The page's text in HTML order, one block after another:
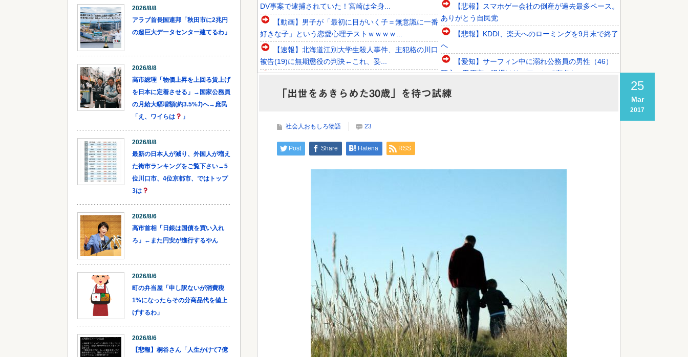
Powered by livedoor 相互RSS
DV事案で逮捕されていた！宮崎は全身...
【動画】男子が「最初に目がいく子＝無意識に一番
好きな子」という恋愛心理テストｗｗｗｗ...
【速報】北海道江別大学生殺人事件、主犯格の川口
被告(19)に無期懲役の判決←これ、妥...
る！2000円にするべき」
Powered by livedoor 相互RSS
【悲報】スマホゲー会社の倒産が過去最多ペース。
ありがとう自民党
【悲報】KDDI、楽天へのローミングを9月末で終了
へ
【愛知】サーフィン中に溺れ公務員の男性（46）
死亡 田原市 現場はサーフィンで有名な...
25
Mar
2017
「出世をあきらめた30歳」を待つ試練
社会人おもしろ物語 23
Post Share Hatena RSS
2026/8/8
アラブ首長国連邦「秋田市に2兆円
の超巨大データセンター建てるわ」
2026/8/8
高市総理「物価上昇を上回る賃上げ
を日本に定着させる」→国家公務員
の月給大幅増額(約3.5%⤴)へ→庶民
「え、ワイらは
」
2026/8/8
最新の日本人が減り、外国人が増え
た街市ランキングをご覧下さい→5
位川口市、4位京都市、ではトップ
3は
2026/8/6
高市首相「日銀は国債を買い入れ
ろ」←また円安が進行するやん
2026/8/6
町の弁当屋「申し訳ないが消費税
1%になったらその分商品代を値上
げするわ」
2026/8/6
【悲報】桐谷さん「人生かけて7億